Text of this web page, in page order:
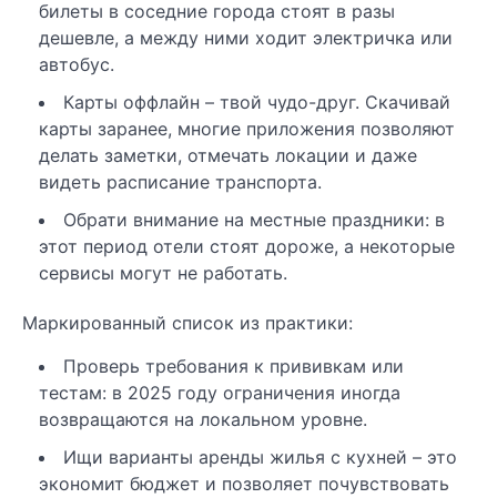
билеты в соседние города стоят в разы
дешевле, а между ними ходит электричка или
автобус.
Карты оффлайн – твой чудо-друг. Скачивай
карты заранее, многие приложения позволяют
делать заметки, отмечать локации и даже
видеть расписание транспорта.
Обрати внимание на местные праздники: в
этот период отели стоят дороже, а некоторые
сервисы могут не работать.
Маркированный список из практики:
Проверь требования к прививкам или
тестам: в 2025 году ограничения иногда
возвращаются на локальном уровне.
Ищи варианты аренды жилья с кухней – это
экономит бюджет и позволяет почувствовать